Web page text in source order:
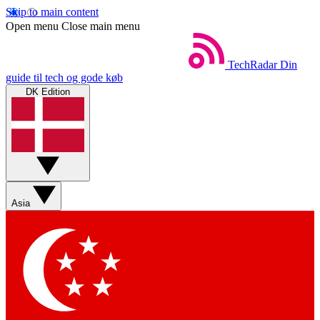
Skip to main content
Open menu Close main menu
TechRadar Din
guide til tech og gode køb
DK Edition
Asia